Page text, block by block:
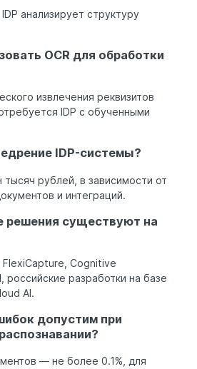
анализирует структуру
OCR для обработки
извлечения реквизитов
IDP с обученными
IDP-системы?
рублей, в зависимости от
и интеграций.
решения существуют на
Cognitive
российские разработки на базе
AI.
допустим при
— не более 0.1%, для